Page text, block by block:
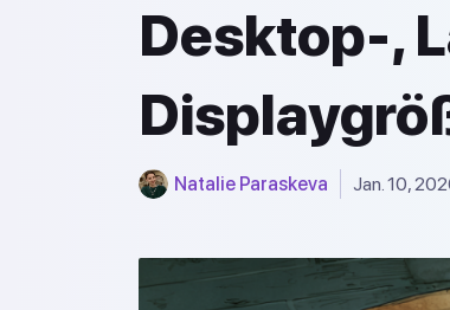
Desktop-,
Natalie Paraskeva Jan. 10,